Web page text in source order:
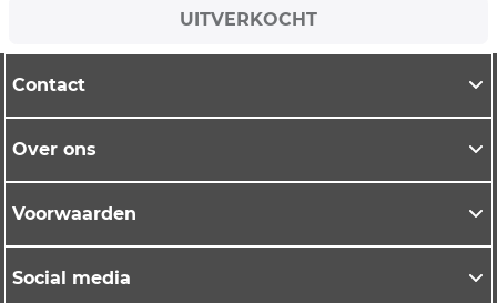
UITVERKOCHT
Contact
Over ons
Voorwaarden
Social media